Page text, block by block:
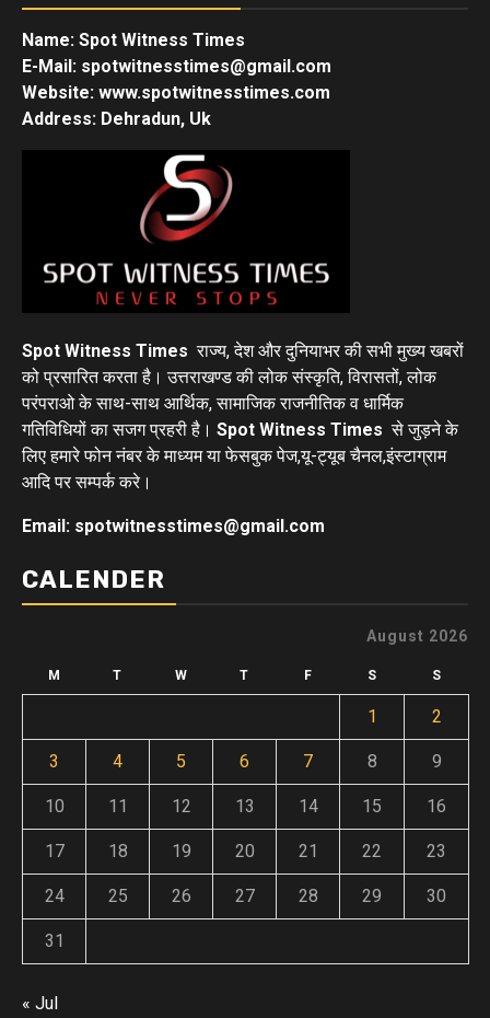
Name: Spot Witness Times
E-Mail: spotwitnesstimes@gmail.com
Website: www.spotwitnesstimes.com
Address: Dehradun, Uk
Spot Witness Times राज्य, देश और दुनियाभर की सभी मुख्य खबरों
को प्रसारित करता है। उत्तराखण्ड की लोक संस्कृति, विरासतों, लोक
परंपराओ के साथ-साथ आर्थिक, सामाजिक राजनीतिक व धार्मिक
गतिविधियों का सजग प्रहरी है। Spot Witness Times से जुड़ने के
लिए हमारे फोन नंबर के माध्यम या फेसबुक पेज,यू-ट्यूब चैनल,इंस्टाग्राम
आदि पर सम्पर्क करे।
Email: spotwitnesstimes@gmail.com
CALENDER
August 2026
M T W T F S S
1 2
3 4 5 6 7 8 9
10 11 12 13 14 15 16
17 18 19 20 21 22 23
24 25 26 27 28 29 30
31
« Jul